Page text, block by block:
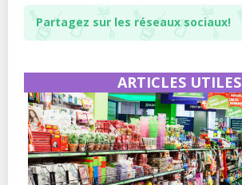
Partagez sur les réseaux sociaux!
ARTICLES UTILES